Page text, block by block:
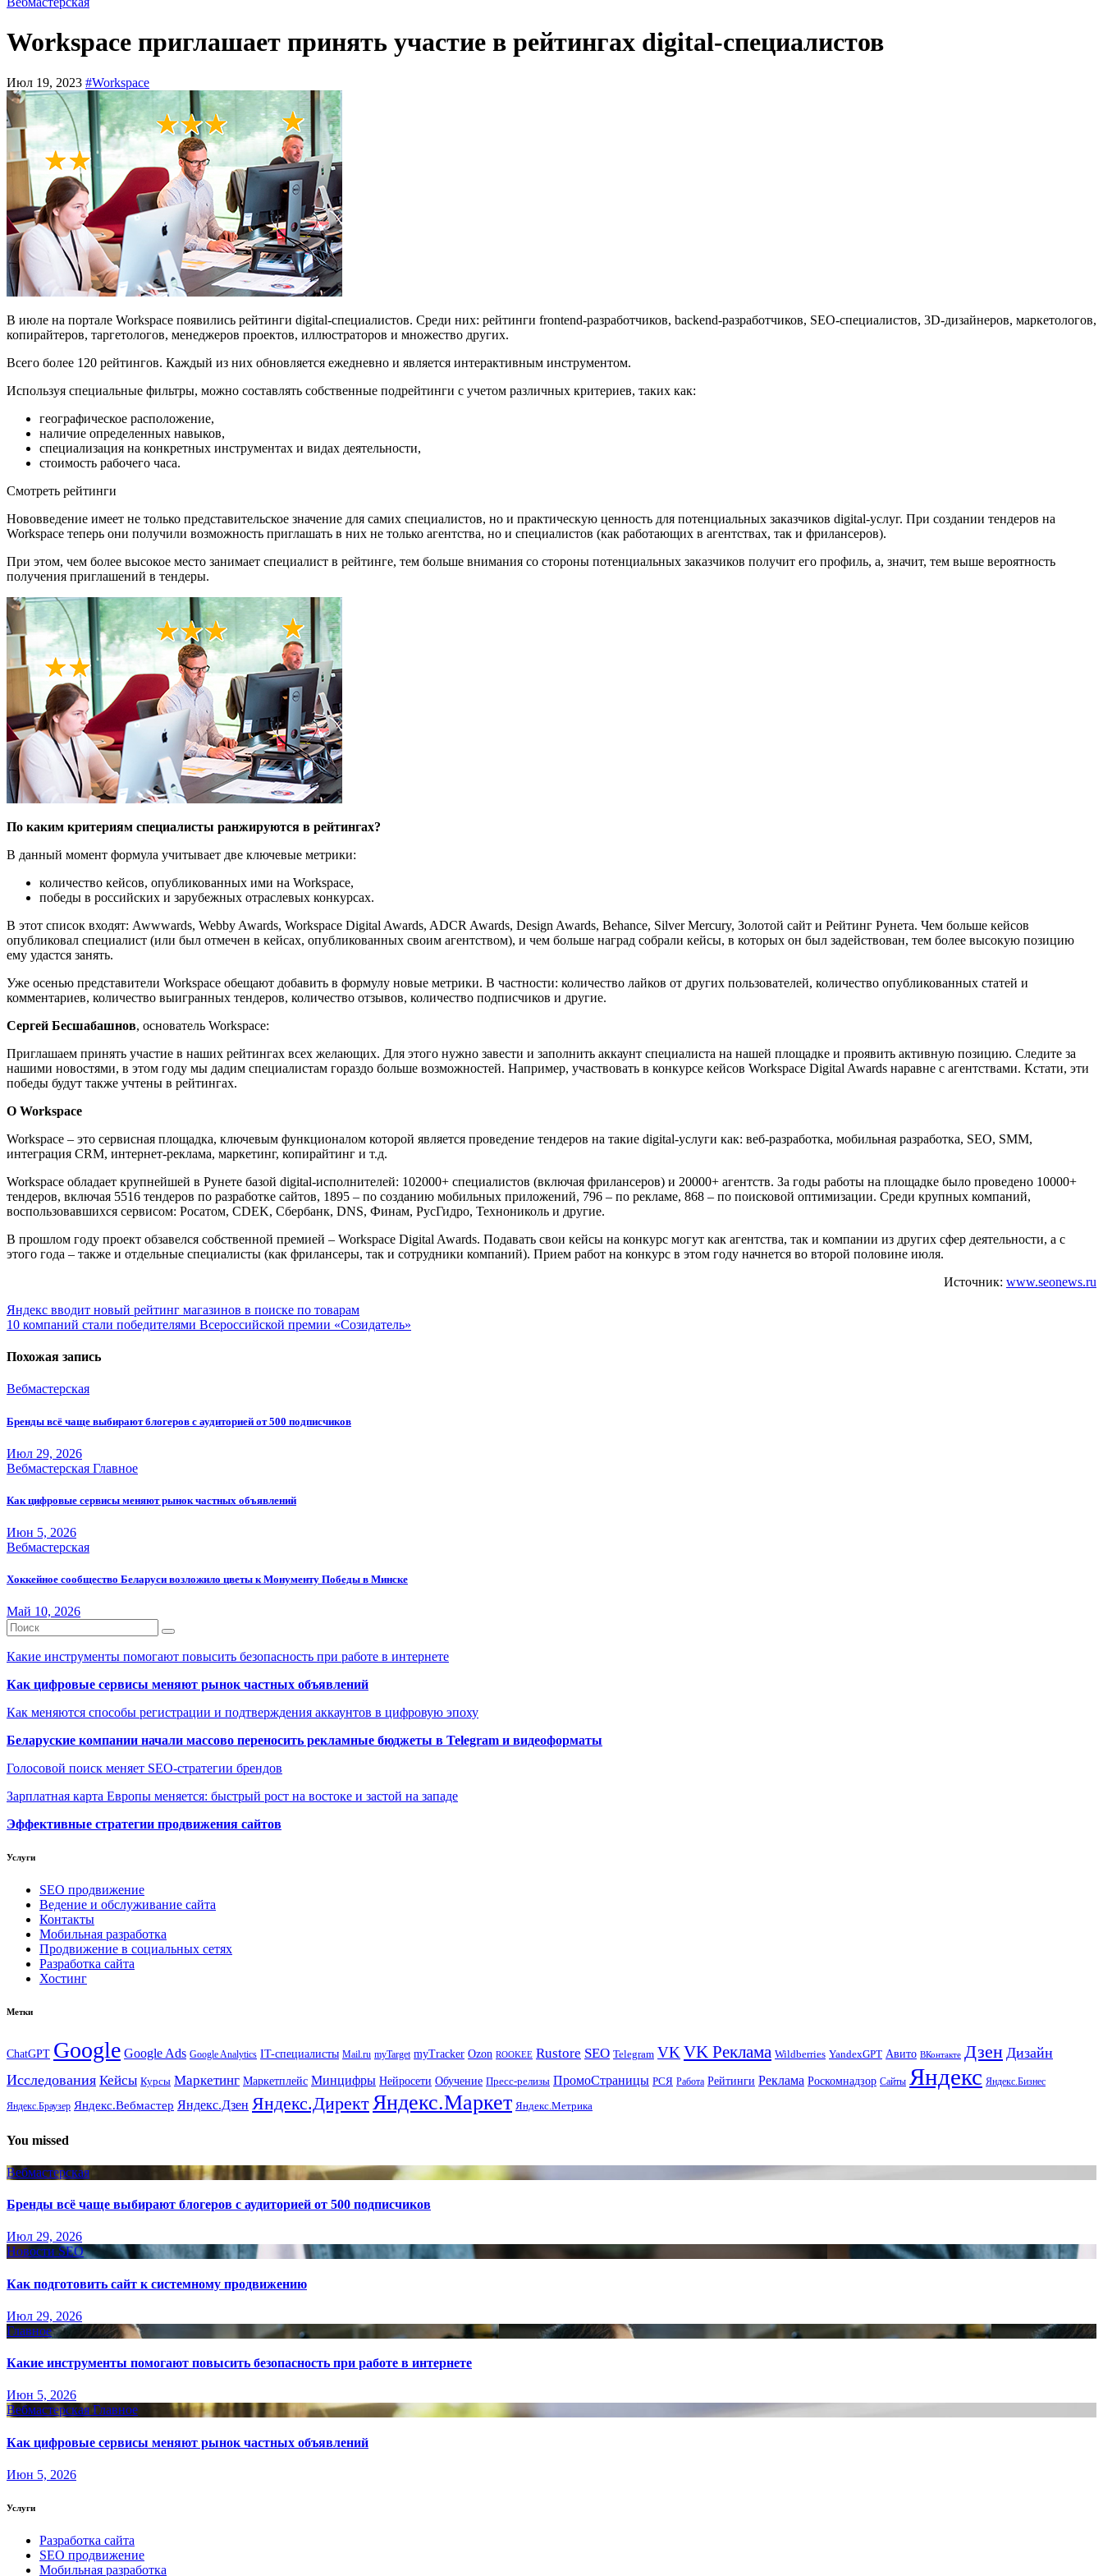
Workspace приглашает принять участие в рейтингах digital-специалистов
Июл 19, 2023 #Workspace
В июле на портале Workspace появились рейтинги digital-специалистов. Среди них: рейтинги frontend-разработчиков, backend-разработчиков, SEO-специалистов, 3D-дизайнеров, маркетологов,
копирайтеров, таргетологов, менеджеров проектов, иллюстраторов и множество других.
Всего более 120 рейтингов. Каждый из них обновляется ежедневно и является интерактивным инструментом.
Используя специальные фильтры, можно составлять собственные подрейтинги с учетом различных критериев, таких как:
географическое расположение,
наличие определенных навыков,
специализация на конкретных инструментах и видах деятельности,
стоимость рабочего часа.
Смотреть рейтинги
Нововведение имеет не только представительское значение для самих специалистов, но и практическую ценность для потенциальных заказчиков digital-услуг. При создании тендеров на
Workspace теперь они получили возможность приглашать в них не только агентства, но и специалистов (как работающих в агентствах, так и фрилансеров).
При этом, чем более высокое место занимает специалист в рейтинге, тем больше внимания со стороны потенциальных заказчиков получит его профиль, а, значит, тем выше вероятность
получения приглашений в тендеры.
По каким критериям специалисты ранжируются в рейтингах?
В данный момент формула учитывает две ключевые метрики:
количество кейсов, опубликованных ими на Workspace,
победы в российских и зарубежных отраслевых конкурсах.
В этот список входят: Awwwards, Webby Awards, Workspace Digital Awards, ADCR Awards, Design Awards, Behance, Silver Mercury, Золотой сайт и Рейтинг Рунета. Чем больше кейсов
опубликовал специалист (или был отмечен в кейсах, опубликованных своим агентством), и чем больше наград собрали кейсы, в которых он был задействован, тем более высокую позицию
ему удастся занять.
Уже осенью представители Workspace обещают добавить в формулу новые метрики. В частности: количество лайков от других пользователей, количество опубликованных статей и
комментариев, количество выигранных тендеров, количество отзывов, количество подписчиков и другие.
Сергей Бесшабашнов, основатель Workspace:
Приглашаем принять участие в наших рейтингах всех желающих. Для этого нужно завести и заполнить аккаунт специалиста на нашей площадке и проявить активную позицию. Следите за
нашими новостями, в этом году мы дадим специалистам гораздо больше возможностей. Например, участвовать в конкурсе кейсов Workspace Digital Awards наравне с агентствами. Кстати, эти
победы будут также учтены в рейтингах.
О Workspace
Workspace – это сервисная площадка, ключевым функционалом которой является проведение тендеров на такие digital-услуги как: веб-разработка, мобильная разработка, SEO, SMM,
интеграция CRM, интернет-реклама, маркетинг, копирайтинг и т.д.
Workspace обладает крупнейшей в Рунете базой digital-исполнителей: 102000+ специалистов (включая фрилансеров) и 20000+ агентств. За годы работы на площадке было проведено 10000+
тендеров, включая 5516 тендеров по разработке сайтов, 1895 – по созданию мобильных приложений, 796 – по рекламе, 868 – по поисковой оптимизации. Среди крупных компаний,
воспользовавшихся сервисом: Росатом, CDEK, Сбербанк, DNS, Финам, РусГидро, Технониколь и другие.
В прошлом году проект обзавелся собственной премией – Workspace Digital Awards. Подавать свои кейсы на конкурс могут как агентства, так и компании из других сфер деятельности, а с
этого года – также и отдельные специалисты (как фрилансеры, так и сотрудники компаний). Прием работ на конкурс в этом году начнется во второй половине июля.
Источник: www.seonews.ru
Навигация
по
записям
Яндекс вводит новый рейтинг магазинов в поиске по товарам
10 компаний стали победителями Всероссийской премии «Созидатель»
Похожая запись
Вебмастерская
Бренды всё чаще выбирают блогеров с аудиторией от 500 подписчиков
Июл 29, 2026
Вебмастерская Главное
Как цифровые сервисы меняют рынок частных объявлений
Июн 5, 2026
Вебмастерская
Хоккейное сообщество Беларуси возложило цветы к Монументу Победы в Минске
Май 10, 2026
Какие инструменты помогают повысить безопасность при работе в интернете
Как цифровые сервисы меняют рынок частных объявлений
Как меняются способы регистрации и подтверждения аккаунтов в цифровую эпоху
Беларуские компании начали массово переносить рекламные бюджеты в Telegram и видеоформаты
Голосовой поиск меняет SEO-стратегии брендов
Зарплатная карта Европы меняется: быстрый рост на востоке и застой на западе
Эффективные стратегии продвижения сайтов
Услуги
SEO продвижение
Ведение и обслуживание сайта
Контакты
Мобильная разработка
Продвижение в социальных сетях
Разработка сайта
Хостинг
Метки
ChatGPT Google Google Ads Google Analytics IT-специалисты Mail.ru myTarget myTracker Ozon ROOKEE Rustore SEO Telegram VKVK Реклама Wildberries YandexGPT Авито ВКонтакте Дзен Дизайн
Исследования Кейсы Курсы Маркетинг Маркетплейс Минцифры Нейросети Обучение Пресс-релизы ПромоСтраницы РСЯ Работа Рейтинги Реклама Роскомнадзор Сайты Яндекс Яндекс.Бизнес
Яндекс.Браузер Яндекс.Вебмастер Яндекс.Дзен Яндекс.ДиректЯндекс.Маркет Яндекс.Метрика
You missed
Вебмастерская
Бренды всё чаще выбирают блогеров с аудиторией от 500 подписчиков
Июл 29, 2026
Новости SEO
Как подготовить сайт к системному продвижению
Июл 29, 2026
Главное
Какие инструменты помогают повысить безопасность при работе в интернете
Июн 5, 2026
Вебмастерская Главное
Как цифровые сервисы меняют рынок частных объявлений
Июн 5, 2026
Услуги
Разработка сайта
SEO продвижение
Мобильная разработка